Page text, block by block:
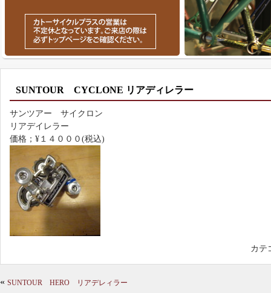
SUNTOUR CYCLONE リアディレラー
サンツアー サイクロン
リアデイレラー
価格；¥１４０００(税込)
カテ
« SUNTOUR HERO リアデレィラー